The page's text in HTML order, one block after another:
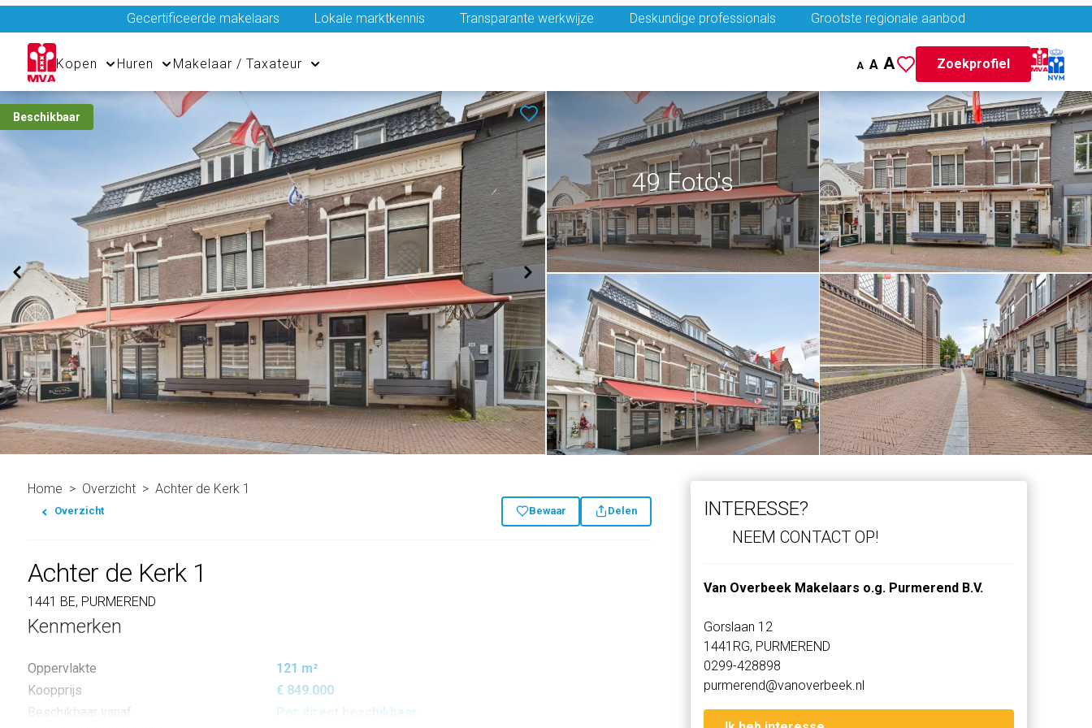
Gecertificeerde makelaars Lokale marktkennis Transparante werkwijze Deskundige professionals Grootste regionale aanbod
Kopen Huren Makelaar / Taxateur A A A Zoekprofiel
Beschikbaar
49 Foto's
Home Overzicht Achter de Kerk 1
Overzicht Bewaar Delen
Achter de Kerk 1
1441 BE, PURMEREND
Kenmerken
Oppervlakte
121 m²
Koopprijs
€ 849.000
Beschikbaar vanaf
Per direct beschikbaar
INTERESSE?
NEEM CONTACT OP!
Van Overbeek Makelaars o.g. Purmerend B.V.
Gorslaan 12
1441RG, PURMEREND
0299-428898
purmerend@vanoverbeek.nl